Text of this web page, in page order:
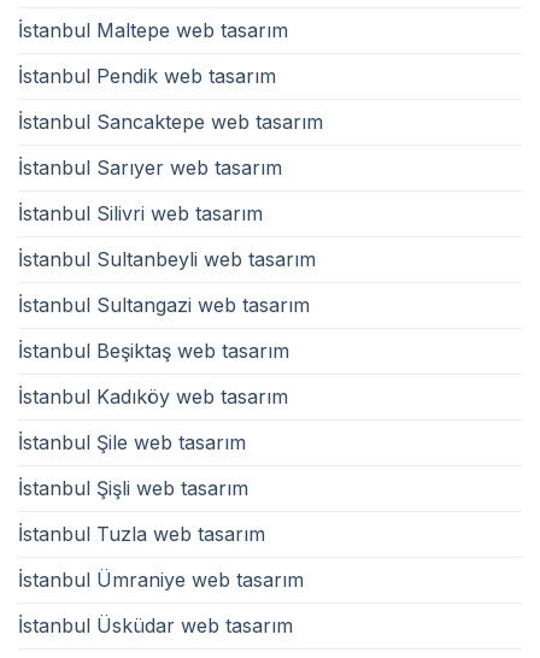
İstanbul Maltepe web tasarım
İstanbul Pendik web tasarım
İstanbul Sancaktepe web tasarım
İstanbul Sarıyer web tasarım
İstanbul Silivri web tasarım
İstanbul Sultanbeyli web tasarım
İstanbul Sultangazi web tasarım
İstanbul Beşiktaş web tasarım
İstanbul Kadıköy web tasarım
İstanbul Şile web tasarım
İstanbul Şişli web tasarım
İstanbul Tuzla web tasarım
İstanbul Ümraniye web tasarım
İstanbul Üsküdar web tasarım